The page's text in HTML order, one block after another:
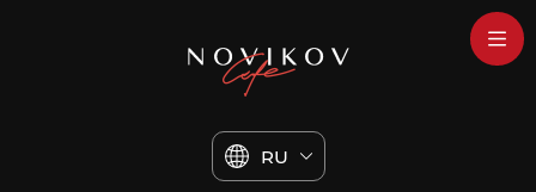
RU